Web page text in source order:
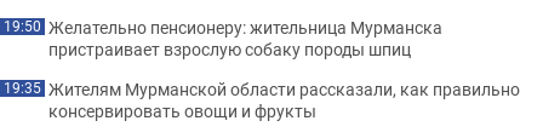
19:50 Желательно пенсионеру: жительница Мурманска
пристраивает взрослую собаку породы шпиц
19:35 Жителям Мурманской области рассказали, как правильно
консервировать овощи и фрукты